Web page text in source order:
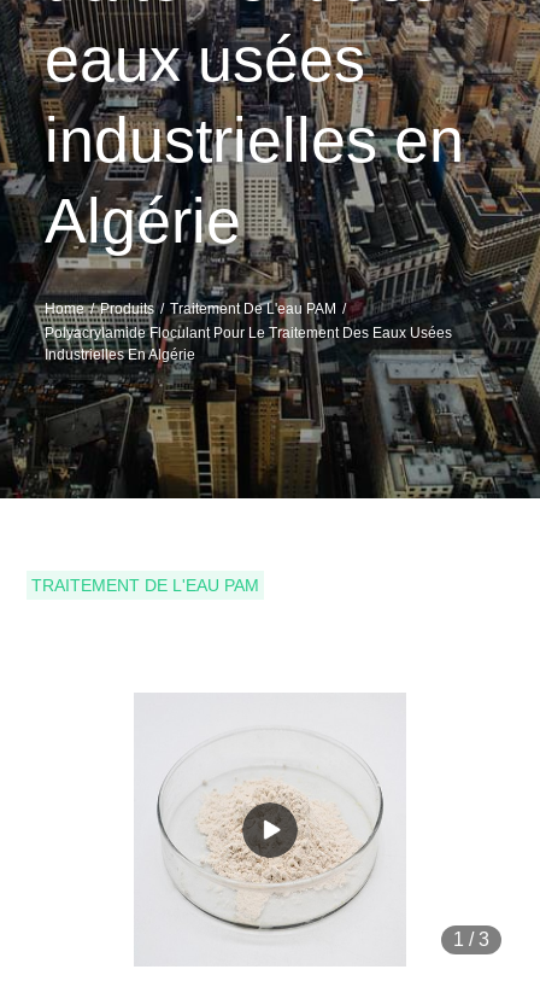
eaux usées
industrielles en
Algérie
Home Produits
Traitement De L'eau PAM
Polyacrylamide Floculant Pour Le Traitement Des Eaux Usées
Industrielles En Algérie
TRAITEMENT DE L'EAU PAM
1 /3